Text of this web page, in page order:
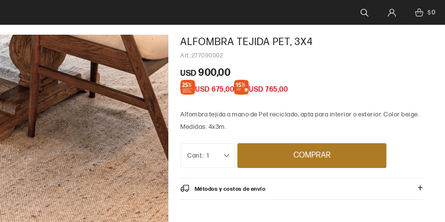
$0
ALFOMBRA TEJIDA PET, 3X4
277090002
USD 900,00
USD 675,00 USD 765,00
Alfombra tejida a mano de Pet reciclado, apta para interior o exterior. Color beige.
Medidas: 4x3m.
1 COMPRAR
Métodos y costos de envío